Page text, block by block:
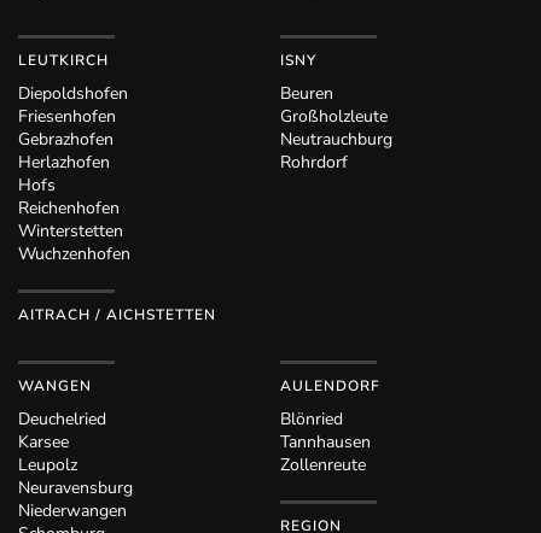
LEUTKIRCH
Diepoldshofen
Friesenhofen
Gebrazhofen
Herlazhofen
Hofs
Reichenhofen
Winterstetten
Wuchzenhofen
AITRACH / AICHSTETTEN
ISNY
Beuren
Großholzleute
Neutrauchburg
Rohrdorf
WANGEN
Deuchelried
Karsee
Leupolz
Neuravensburg
Niederwangen
AULENDORF
Blönried
Tannhausen
Zollenreute
REGION